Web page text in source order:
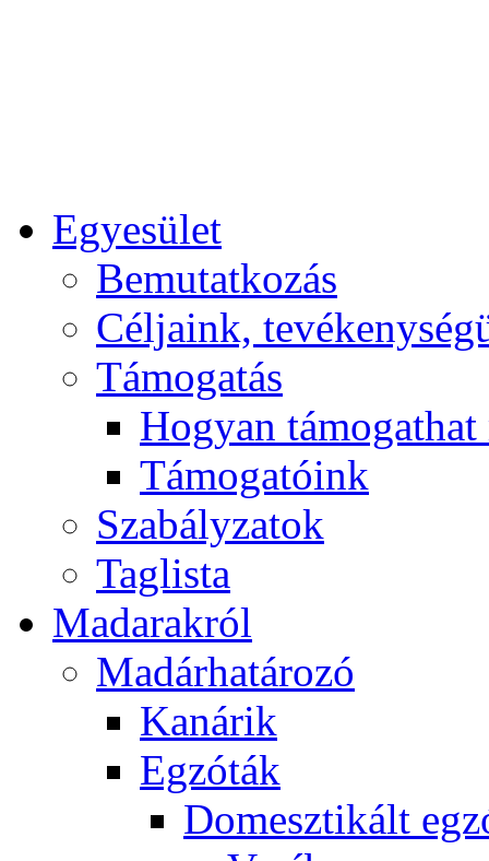
Egyesület
Bemutatkozás
Céljaink,
Támogatás
Hogyan
Támogatóink
Szabályzatok
Taglista
Madarakról
Madárhatározó
Kanárik
Egzóták
Domesztikált